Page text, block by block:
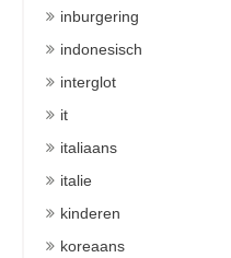
inburgering
indonesisch
interglot
it
italiaans
italie
kinderen
koreaans